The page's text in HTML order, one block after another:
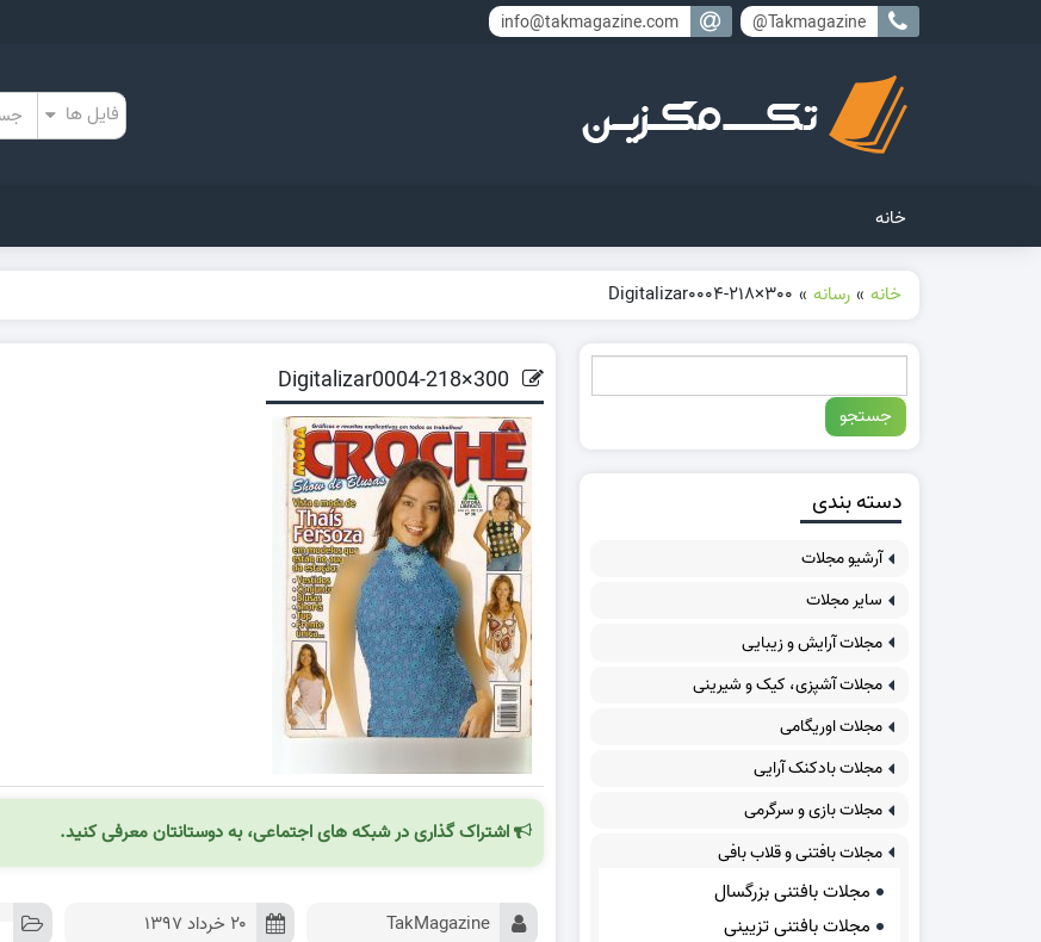
Takmagazine@
info@takmagazine.com
خانه
خانه » رسانه »
Digitalizar0004-218×300
اشتراک گذاری در شبکه های اجتماعی، به دوستانتان معرفی کنید.
TakMagazine ۲۰ خرداد ۱۳۹۷
دسته بندی
آرشیو مجلات
سایر مجلات
مجلات آرایش و زیبایی
مجلات آشپزی، کیک و شیرینی
مجلات اوریگامی
مجلات بادکنک آرایی
مجلات بازی و سرگرمی
مجلات بافتنی و قلاب بافی
مجلات بافتنی بزرگسال
مجلات بافتنی تزیینی